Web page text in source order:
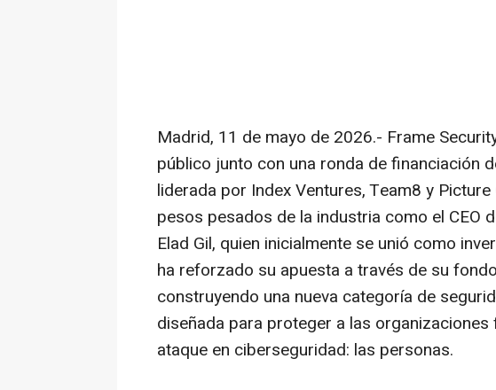
Madrid, 11 de mayo de 2026.- Frame
público junto con una ronda de financiación
liderada por Index Ventures, Team8 y
pesos pesados de la industria como el CEO
Elad Gil, quien inicialmente se unió como
ha reforzado su apuesta a través de su
construyendo una nueva categoría de
diseñada para proteger a las
ataque en ciberseguridad: las personas.